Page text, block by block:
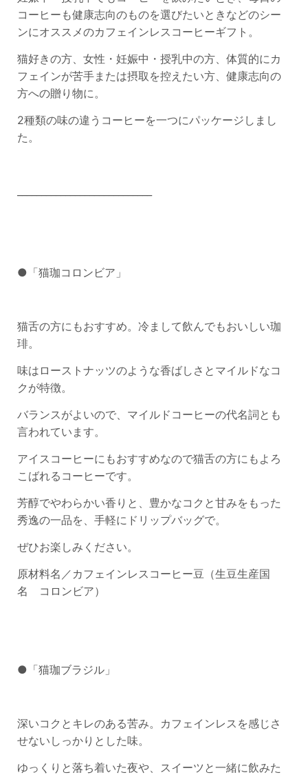
コーヒーも健康志向のものを選びたいときなどのシー
ンにオススメのカフェインレスコーヒーギフト。
猫好きの方、女性・妊娠中・授乳中の方、体質的にカ
フェインが苦手または摂取を控えたい方、健康志向の
方への贈り物に。
2種類の味の違うコーヒーを一つにパッケージしまし
た。
●「猫珈コロンビア」
猫舌の方にもおすすめ。冷まして飲んでもおいしい珈
琲。
味はローストナッツのような香ばしさとマイルドなコ
クが特徴。
バランスがよいので、マイルドコーヒーの代名詞とも
言われています。
アイスコーヒーにもおすすめなので猫舌の方にもよろ
こばれるコーヒーです。
芳醇でやわらかい香りと、豊かなコクと甘みをもった
秀逸の一品を、手軽にドリップバッグで。
ぜひお楽しみください。
原材料名／カフェインレスコーヒー豆（生豆生産国
名 コロンビア）
●「猫珈ブラジル」
深いコクとキレのある苦み。カフェインレスを感じさ
せないしっかりとした味。
ゆっくりと落ち着いた夜や、スイーツと一緒に飲みた